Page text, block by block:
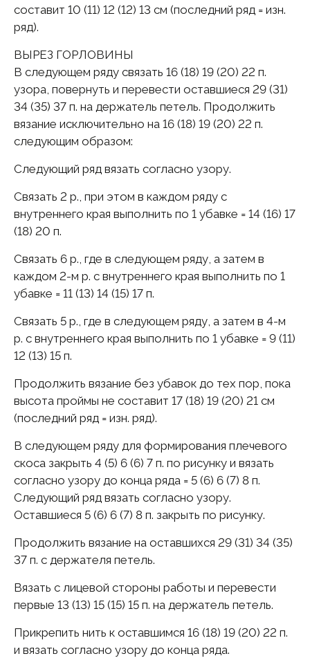
составит 10 (11) 12 (12) 13 см (последний ряд = изн.
ряд).
ВЫРЕЗ ГОРЛОВИНЫ
В следующем ряду связать 16 (18) 19 (20) 22 п.
узора, повернуть и перевести оставшиеся 29 (31)
34 (35) 37 п. на держатель петель. Продолжить
вязание исключительно на 16 (18) 19 (20) 22 п.
следующим образом:
Следующий ряд вязать согласно узору.
Связать 2 p., при этом в каждом ряду с
внутреннего края выполнить по 1 убавке = 14 (16) 17
(18) 20 п.
Связать 6 p., где в следующем ряду, а затем в
каждом 2-м p. с внутреннего края выполнить по 1
убавке = 11 (13) 14 (15) 17 п.
Связать 5 p., где в следующем ряду, а затем в 4-м
p. с внутреннего края выполнить по 1 убавке = 9 (11)
12 (13) 15 п.
Продолжить вязание без убавок до тех пор, пока
высота проймы не составит 17 (18) 19 (20) 21 см
(последний ряд = изн. ряд).
В следующем ряду для формирования плечевого
скоса закрыть 4 (5) 6 (6) 7 п. по рисунку и вязать
согласно узору до конца ряда = 5 (6) 6 (7) 8 п.
Следующий ряд вязать согласно узору.
Оставшиеся 5 (6) 6 (7) 8 п. закрыть по рисунку.
Продолжить вязание на оставшихся 29 (31) 34 (35)
37 п. с держателя петель.
Вязать с лицевой стороны работы и перевести
первые 13 (13) 15 (15) 15 п. на держатель петель.
Прикрепить нить к оставшимся 16 (18) 19 (20) 22 п.
и вязать согласно узору до конца ряда.